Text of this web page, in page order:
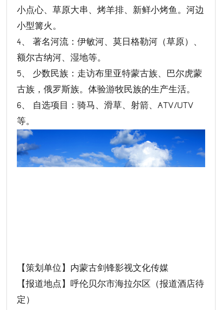
小点心、草原大串、烤羊排、新鲜小烤鱼。河边
小型篝火。
4、 著名河流：伊敏河、莫日格勒河（草原）、
额尔古纳河、湿地等。
5、 少数民族：走访布里亚特蒙古族、巴尔虎蒙
古族，俄罗斯族。体验游牧民族的生产生活。
6、 自选项目：骑马、滑草、射箭、ATV/UTV
等。
【策划单位】内蒙古剑锋影视文化传媒
【报道地点】呼伦贝尔市海拉尔区（报道酒店待
定）